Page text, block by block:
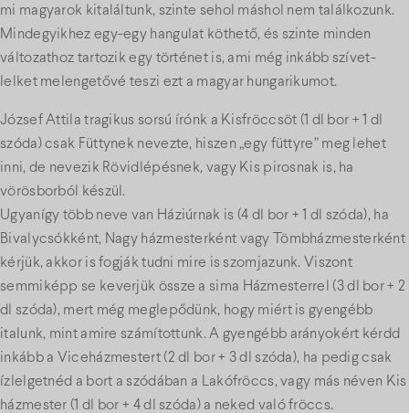
mi magyarok kitaláltunk, szinte sehol máshol nem találkozunk.
Mindegyikhez egy-egy hangulat köthető, és szinte minden
változathoz tartozik egy történet is, ami még inkább szívet-
lelket melengetővé teszi ezt a magyar hungarikumot.
József Attila tragikus sorsú írónk a Kisfröccsöt (1 dl bor + 1 dl
szóda) csak Füttynek nevezte, hiszen „egy füttyre” meg lehet
inni, de nevezik Rövidlépésnek, vagy Kis pirosnak is, ha
vörösborból készül.
Ugyanígy több neve van Háziúrnak is (4 dl bor + 1 dl szóda), ha
Bivalycsókként, Nagy házmesterként vagy Tömbházmesterként
kérjük, akkor is fogják tudni mire is szomjazunk. Viszont
semmiképp se keverjük össze a sima Házmesterrel (3 dl bor + 2
dl szóda), mert még meglepődünk, hogy miért is gyengébb
italunk, mint amire számítottunk. A gyengébb arányokért kérdd
inkább a Viceházmestert (2 dl bor + 3 dl szóda), ha pedig csak
ízlelgetnéd a bort a szódában a Lakófröccs, vagy más néven Kis
házmester (1 dl bor + 4 dl szóda) a neked való fröccs.